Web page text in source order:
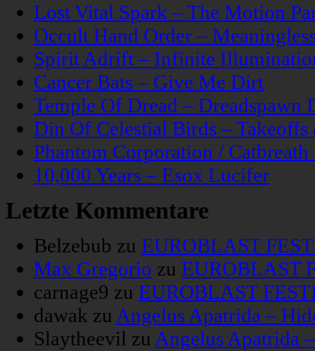
Lost Vital Spark – The Motion
Occult Hand Order –
Spirit Adrift – Infinite
Cancer Bats – Give Me Dirt
Temple Of Dread – Dreadspawn
Din Of Celestial Birds –
Phantom Corporation /
10,000 Years – Esox Lucifer
Letzte Kommentare
Belzebub zu EUROBLAST
Max Gregorio zu EUROBLAST
carnage9 zu EUROBLAST
dawak zu Angelus Apatrida –
Slaytheevil zu Angelus Apatrida